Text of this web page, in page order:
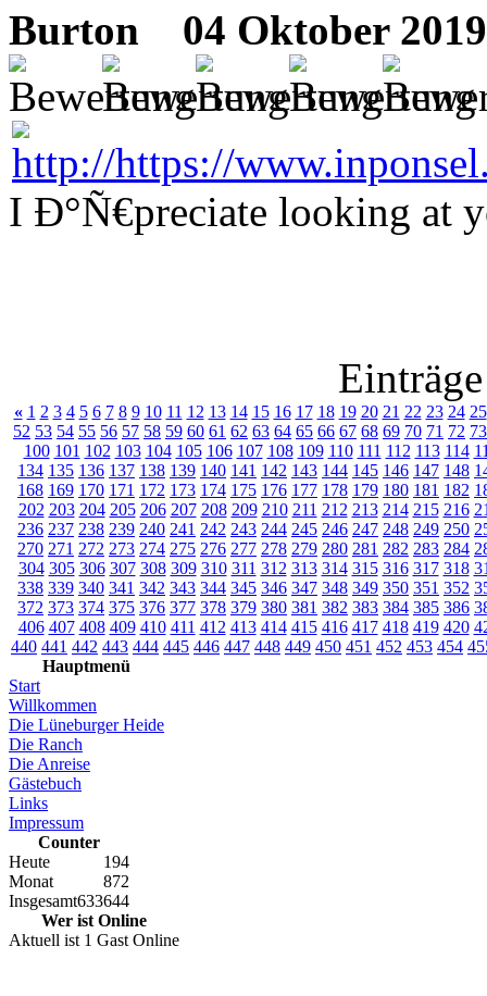
Burton
04 Oktober
I Ð°Ñ€preciate looking at
« 1 2 3 4 5 6 7 8 9 10 11 12 13 14 15 16 17 18 19 20 21 22 23 24 25
52 53 54 55 56 57 58 59 60 61 62 63 64 65 66 67 68 69 70 71 72 73
100 101 102 103 104 105 106 107 108 109 110 111 112 113 114
134 135 136 137 138 139 140 141 142 143 144 145 146 147 148
168 169 170 171 172 173 174 175 176 177 178 179 180 181 182
202 203 204 205 206 207 208 209 210 211 212 213 214 215 216
236 237 238 239 240 241 242 243 244 245 246 247 248 249 250
270 271 272 273 274 275 276 277 278 279 280 281 282 283 284
304 305 306 307 308 309 310 311 312 313 314 315 316 317 318
338 339 340 341 342 343 344 345 346 347 348 349 350 351 352
372 373 374 375 376 377 378 379 380 381 382 383 384 385 386
406 407 408 409 410 411 412 413 414 415 416 417 418 419 420
440 441 442 443 444 445 446 447 448 449 450 451 452 453 454
Hauptmenü
Start
Willkommen
Die Lüneburger Heide
Die Ranch
Die Anreise
Gästebuch
Links
Impressum
Counter
Heute
194
Monat
872
Insgesamt633644
Wer ist Online
Aktuell ist 1 Gast Online